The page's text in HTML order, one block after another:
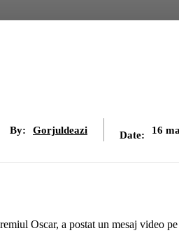
By: Gorjuldeazi Date: 16
Oscar, a postat un mesaj video